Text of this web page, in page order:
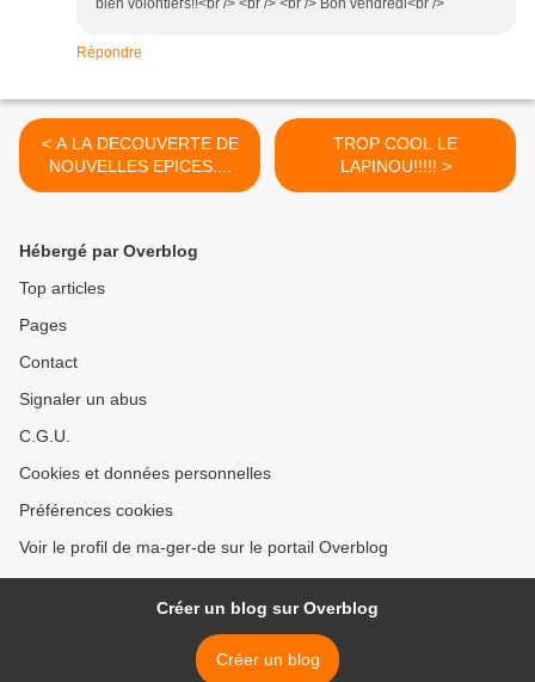
bien volontiers!!<br /> <br /> <br /> Bon vendredi<br />
Répondre
< A LA DECOUVERTE DE
NOUVELLES EPICES....
TROP COOL LE
LAPINOU!!!!! >
Hébergé par Overblog
Top articles
Pages
Contact
Signaler un abus
C.G.U.
Cookies et données personnelles
Préférences cookies
Voir le profil de ma-ger-de sur le portail Overblog
Créer un blog sur Overblog
Créer un blog